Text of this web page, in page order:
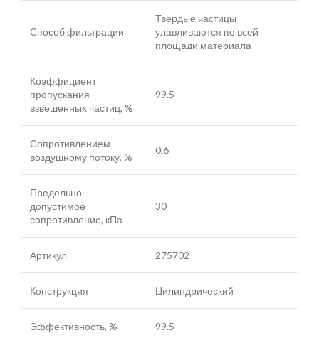
Способ фильтрации
Твердые частицы
улавливаются по всей
площади материала
Коэффициент
пропускания
взвешенных частиц, %
99.5
Сопротивлением
воздушному потоку, %
0.6
Предельно
допустимое
сопротивление, кПа
30
Артикул 275702
Конструкция Цилиндрический
Эффективность, % 99.5